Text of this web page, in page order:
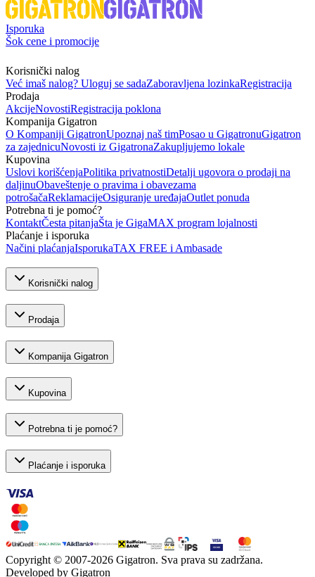
Isporuka
Šok cene i promocije
Korisnički nalog
Već imaš nalog? Uloguj se sadaZaboravljena lozinkaRegistracija
Prodaja
AkcijeNovostiRegistracija poklona
Kompanija Gigatron
O Kompaniji GigatronUpoznaj naš timPosao u GigatronuGigatron
za zajednicuNovosti iz GigatronaZakupljujemo lokale
Kupovina
Uslovi korišćenjaPolitika privatnostiDetalji ugovora o prodaji na
daljinuObaveštenje o pravima i obavezama
potrošačaReklamacijeOsiguranje uređajaOutlet ponuda
Potrebna ti je pomoć?
KontaktČesta pitanjaŠta je GigaMAX program lojalnosti
Plaćanje i isporuka
Načini plaćanjaIsporukaTAX FREE i Ambasade
Korisnički nalog
Prodaja
Kompanija Gigatron
Kupovina
Potrebna ti je pomoć?
Plaćanje i isporuka
Copyright © 2007-2026 Gigatron. Sva prava su zadržana.
Developed by Gigatron